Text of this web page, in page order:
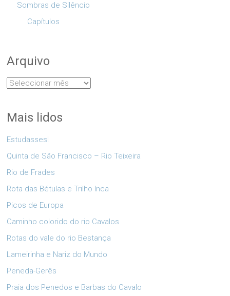
Sombras de Silêncio
Capítulos
Arquivo
Arquivo
Mais lidos
Estudasses!
Quinta de São Francisco – Rio Teixeira
Rio de Frades
Rota das Bétulas e Trilho Inca
Picos de Europa
Caminho colorido do rio Cavalos
Rotas do vale do rio Bestança
Lameirinha e Nariz do Mundo
Peneda-Gerês
Praia dos Penedos e Barbas do Cavalo